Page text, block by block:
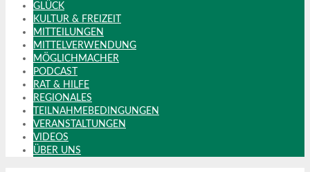
GLÜCK
KULTUR & FREIZEIT
MITTEILUNGEN
MITTELVERWENDUNG
MÖGLICHMACHER
PODCAST
RAT & HILFE
REGIONALES
TEILNAHMEBEDINGUNGEN
VERANSTALTUNGEN
VIDEOS
ÜBER UNS